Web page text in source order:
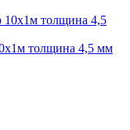
толщина 4,5 мм